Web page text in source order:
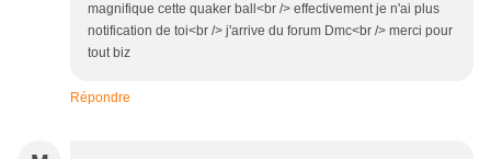
magnifique cette quaker ball<br /> effectivement je n'ai plus
notification de toi<br /> j'arrive du forum Dmc<br /> merci pour
tout biz
Répondre